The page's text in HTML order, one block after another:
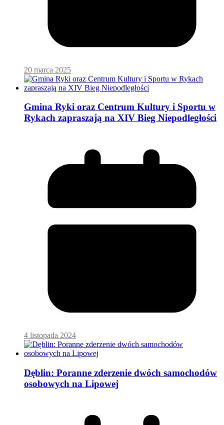
20 marca 2025
Gmina Ryki oraz Centrum Kultury i Sportu w
Rykach zapraszają na XIV Bieg Niepodległości
4 listopada 2024
Dęblin: Poranne zderzenie dwóch samochodów
osobowych na Lipowej